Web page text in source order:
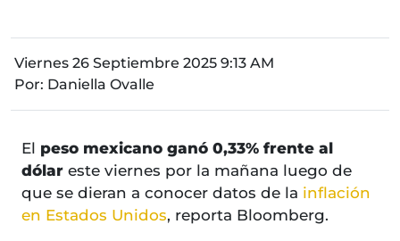
Viernes 26 Septiembre 2025 9:13 AM
Por: Daniella Ovalle
El peso mexicano ganó 0,33% frente al
dólar este viernes por la mañana luego de
que se dieran a conocer datos de la inflación
en Estados Unidos, reporta Bloomberg.